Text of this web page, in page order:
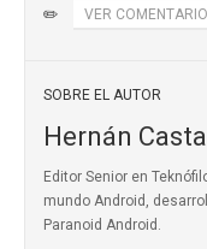
✏️ VER
SOBRE EL AUTOR
Hernán
Editor Senior en
mundo Android,
Paranoid Android.